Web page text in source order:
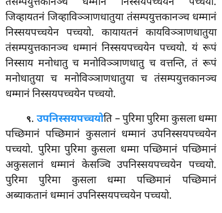
जिव्हायतनं जिव्हाविञ्ञाणधातुया तंसम्पयुत्तकानञ्च धम्मानं
निस्सयपच्चयेन पच्चयो. कायायतनं कायविञ्ञाणधातुया
तंसम्पयुत्तकानञ्च धम्मानं निस्सयपच्चयेन पच्चयो. यं रूपं
निस्साय मनोधातु च मनोविञ्ञाणधातु च वत्तन्ति, तं रूपं
मनोधातुया च मनोविञ्ञाणधातुया च तंसम्पयुत्तकानञ्च
धम्मानं निस्सयपच्चयेन पच्चयो.
९.उपनिस्सयपच्चयोति – पुरिमा पुरिमा कुसला धम्मा
पच्छिमानं पच्छिमानं कुसलानं धम्मानं उपनिस्सयपच्चयेन
पच्चयो. पुरिमा पुरिमा कुसला धम्मा पच्छिमानं पच्छिमानं
अकुसलानं धम्मानं केसञ्चि उपनिस्सयपच्चयेन पच्चयो.
पुरिमा पुरिमा कुसला धम्मा पच्छिमानं पच्छिमानं
अब्याकतानं धम्मानं उपनिस्सयपच्चयेन पच्चयो.